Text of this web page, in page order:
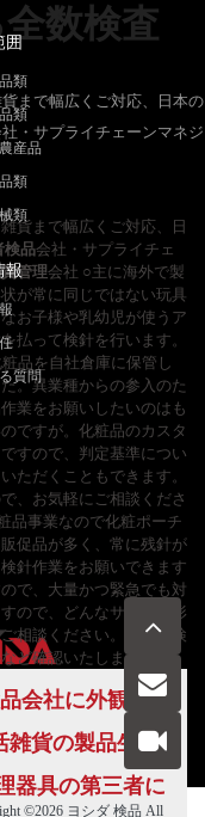
数検査
まで幅広くご対応、日本の
・サプライチェーンマネジ
貨まで幅広くご対応、日
検品会社・サプライチェ
管理会社 ○主に海外で製
が常に同じではない玩具
お子様や乳幼児が使うア
払って検針を行います。
品を自社倉庫に保管し
。異業種からの参入のた
業をお願いしたいのはも
ですが。化粧品のカスタ
すので、判定基準につい
ただくこともできます。
、お気軽にご相談くださ
品事業なので化粧ポーチ
促品が多く、常に残針が
針作業をお願いできます
で、大量かつ緊急でも対
ので、どんなサイズ・形
相談ください。日本製検
ど確認いたします。
会社に外観の
雑貨の製品生産
器具の第三者に
囲
類
類
産品
類
類
報
質問
わせ
©2026 ヨシダ 検品 All